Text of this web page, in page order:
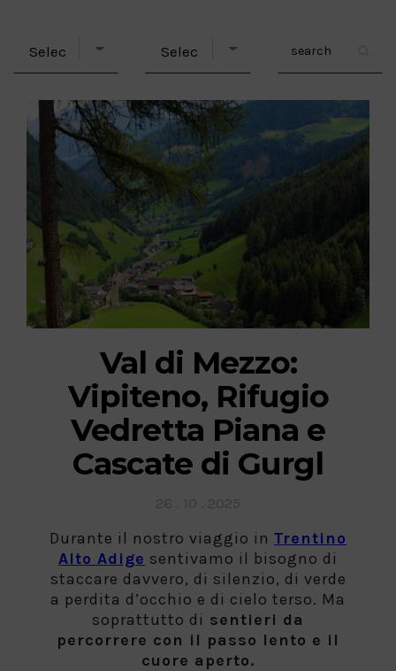
Val di Mezzo:
Vipiteno, Rifugio
Vedretta Piana e
Cascate di Gurgl
Durante il nostro viaggio in Trentino
Alto Adige sentivamo il bisogno di
staccare davvero, di silenzio, di verde
a perdita d’occhio e di cielo terso. Ma
soprattutto di sentieri da
percorrere con il passo lento e il
cuore aperto.